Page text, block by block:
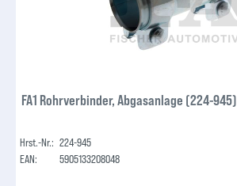
FA1 Rohrverbinder, Abgasanlage (224-945)
Hrst.-Nr.: 224-945
EAN:
5905133208048